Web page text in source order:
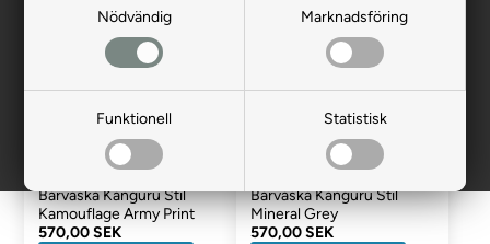
Nödvändig Marknadsföring
Funktionell Statistisk
Bärväska Känguru Stil
Kamouflage Army Print
570,00 SEK
Bärväska Känguru Stil
Mineral Grey
570,00 SEK